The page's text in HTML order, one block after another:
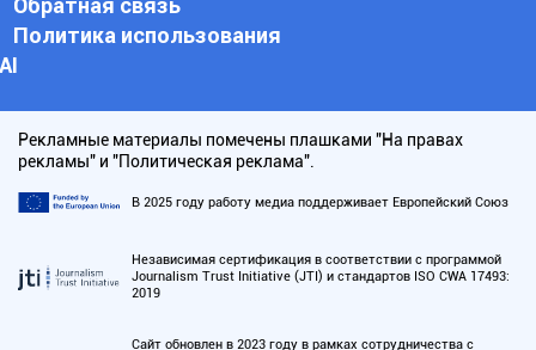
Обратная связь
Политика использования
АI
Рекламные материалы помечены плашками "На правах
рекламы" и "Политическая реклама".
В 2025 году работу медиа поддерживает Европейский Союз
Независимая сертификация в соответствии с программой
Journalism Trust Initiative (JTI) и стандартов ISO CWA 17493:
2019
Сайт обновлен в 2023 году в рамках сотрудничества с